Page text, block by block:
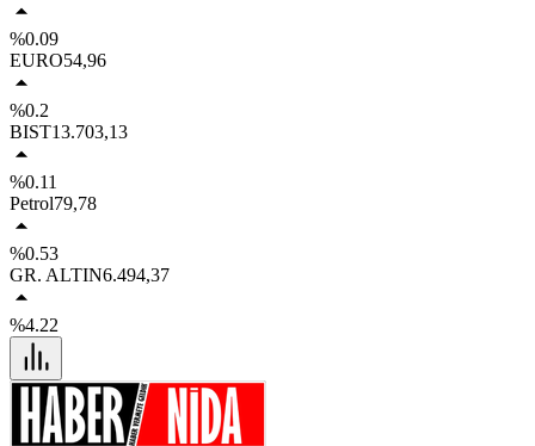
%0.09
EURO54,96
%0.2
BIST13.703,13
%0.11
Petrol79,78
%0.53
GR. ALTIN6.494,37
%4.22